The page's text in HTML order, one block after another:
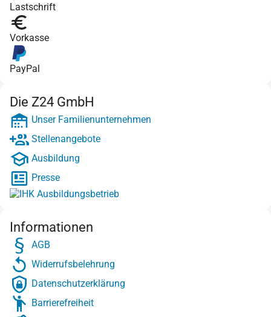
Lastschrift
Vorkasse
PayPal
Die Z24 GmbH
Unser Familienunternehmen
Stellenangebote
Ausbildung
Presse
Informationen
AGB
Widerrufsbelehrung
Datenschutzerklärung
Barrierefreiheit